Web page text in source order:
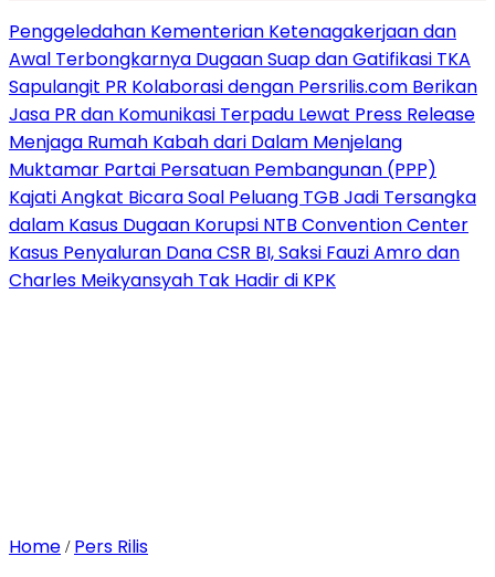
Penggeledahan Kementerian Ketenagakerjaan dan
Awal Terbongkarnya Dugaan Suap dan Gatifikasi TKA
Sapulangit PR Kolaborasi dengan Persrilis.com Berikan
Jasa PR dan Komunikasi Terpadu Lewat Press Release
Menjaga Rumah Kabah dari Dalam Menjelang
Muktamar Partai Persatuan Pembangunan (PPP)
Kajati Angkat Bicara Soal Peluang TGB Jadi Tersangka
dalam Kasus Dugaan Korupsi NTB Convention Center
Kasus Penyaluran Dana CSR BI, Saksi Fauzi Amro dan
Charles Meikyansyah Tak Hadir di KPK
Home / Pers Rilis